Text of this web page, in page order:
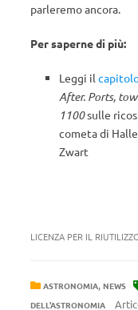
parleremo ancora.
Per saperne di più:
Leggi il
After. Ports,
1100sulle
cometa di
Zwart
LICENZA PER IL
ASTRONOMIA, NEWS
DELL'ASTRONOMIA